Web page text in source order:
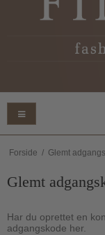
Forside / Glemt
Glemt
Har du oprettet en
adgangskode her.